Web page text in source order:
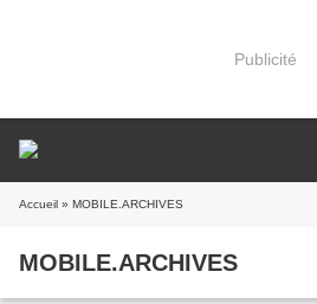
Publicité
Accueil » MOBILE.ARCHIVES
MOBILE.ARCHIVES